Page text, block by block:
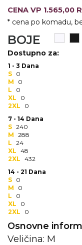
LAMPE
ZDRAVLJE I
DUKSEVI I
KAČKETI, KAPE
POLO MAJICE
KOŠULJE
UNIFORME
STRETCH TOPS
SUBLIMACIJA
CRICKET
ŠIBICA
JAKNE I
CENA VP 1.565,00
* cena po komadu,
BOJE
Dostupno za:
1 - 3 Dana
S 0
M
0
L
0
XL
0
2XL
0
7 - 14 Dana
S 240
M 288
L 24
XL 48
2XL 432
14 - 21 Dana
S 0
M
0
L
0
XL
0
2XL
0
Osnovne
Veličina: M